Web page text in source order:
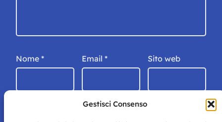
Gestisci Consenso
Nome * Email * Sito web